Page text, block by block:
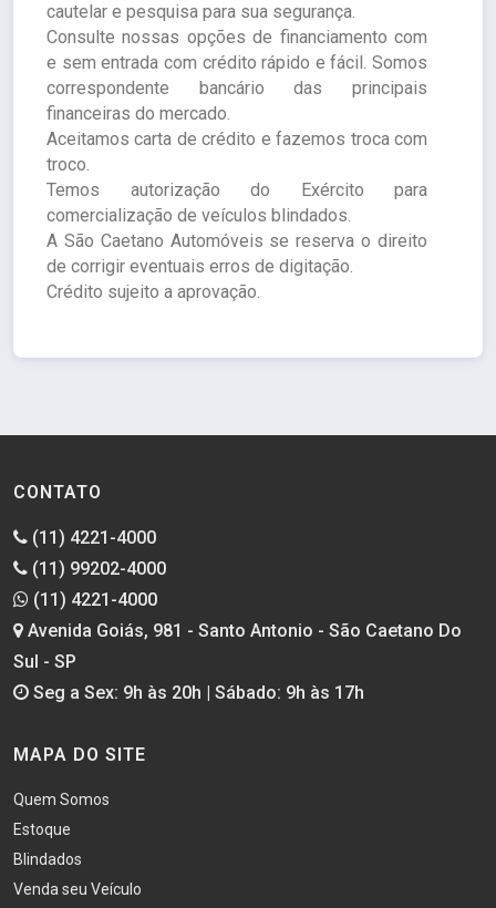
cautelar e pesquisa para sua segurança.
Consulte nossas opções de financiamento com
e sem entrada com crédito rápido e fácil. Somos
correspondente bancário das principais
financeiras do mercado.
Aceitamos carta de crédito e fazemos troca com
troco.
Temos autorização do Exército para
comercialização de veículos blindados.
A São Caetano Automóveis se reserva o direito
de corrigir eventuais erros de digitação.
Crédito sujeito a aprovação.
CONTATO
(11) 4221-4000
(11) 99202-4000
(11) 4221-4000
Avenida Goiás, 981 - Santo Antonio - São Caetano Do
Sul - SP
Seg a Sex: 9h às 20h | Sábado: 9h às 17h
MAPA DO SITE
Quem Somos
Estoque
Blindados
Venda seu Veículo